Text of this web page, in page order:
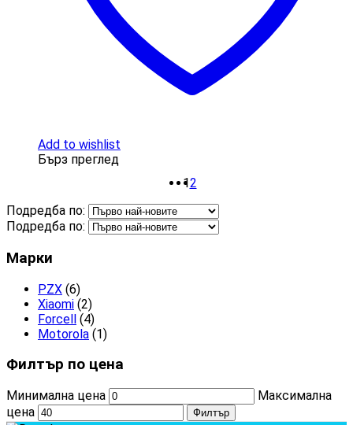
Add to wishlist
Бърз преглед
12
Подредба по:
Подредба по:
Марки
PZX (6)
Xiaomi (2)
Forcell (4)
Motorola (1)
Филтър по цена
Минимална цена
Максимална
цена
Филтър